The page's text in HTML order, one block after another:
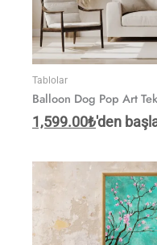
Tablolar
Balloon Dog Pop Art
1,599.00₺'den